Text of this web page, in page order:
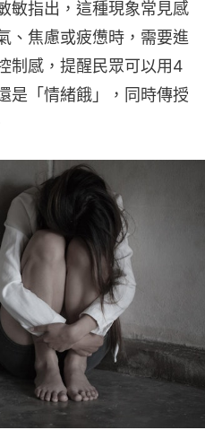
敏指出，這種現象常見感
、焦慮或疲憊時，需要進
制感，提醒民眾可以用4
是「情緒餓」，同時傳授